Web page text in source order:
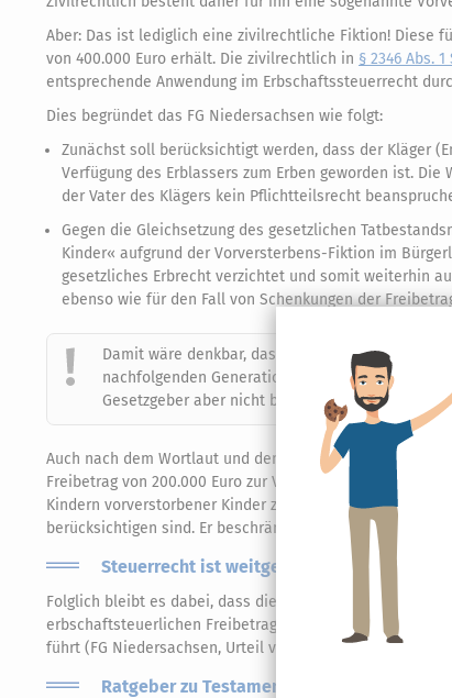
Aber: Das ist lediglich eine zivilrechtliche Fiktion! Diese
von 400.000 Euro erhält. Die zivilrechtlich in § 2346 Abs. 1
entsprechende Anwendung im Erbschaftssteuerrecht
Dies begründet das FG Niedersachsen wie folgt:
Zunächst soll berücksichtigt werden, dass der Kläger
Verfügung des Erblassers zum Erben geworden ist.
der Vater des Klägers kein Pflichtteilsrecht
Gegen die Gleichsetzung des gesetzlichen
Kinder« aufgrund der Vorversterbens-Fiktion im
gesetzliches Erbrecht verzichtet und somit weiterhin
ebenso wie für den Fall von Schenkungen der
Damit wäre denkbar, dass der Freibetrag von
nachfolgenden Generation wegen der
Gesetzgeber aber nicht beabsichtigt.
Auch nach dem Wortlaut und dem Sinn und Zweck der
Freibetrag von 200.000 Euro zur Verfügung steht: Nach
Kindern vorverstorbener Kinder zu. Der Wortlaut
berücksichtigen sind. Er beschränkt sich damit nur auf
Steuerrecht ist weitgehend autark
Folglich bleibt es dabei, dass die durch einen
erbschaftsteuerlichen Freibetrag in Höhe von 400.000
führt (FG Niedersachsen, Urteil vom 28.2.2022, Az. 3 K 176/
Ratgeber zu Testament und Erbschaft